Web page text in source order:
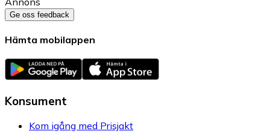
Ge oss feedback
Hämta mobilappen
Konsument
Kom igång med Prisjakt